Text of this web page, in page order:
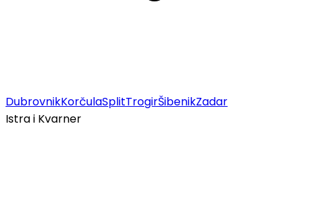
DubrovnikKorčulaSplitTrogirŠibenikZadar
Istra i Kvarner